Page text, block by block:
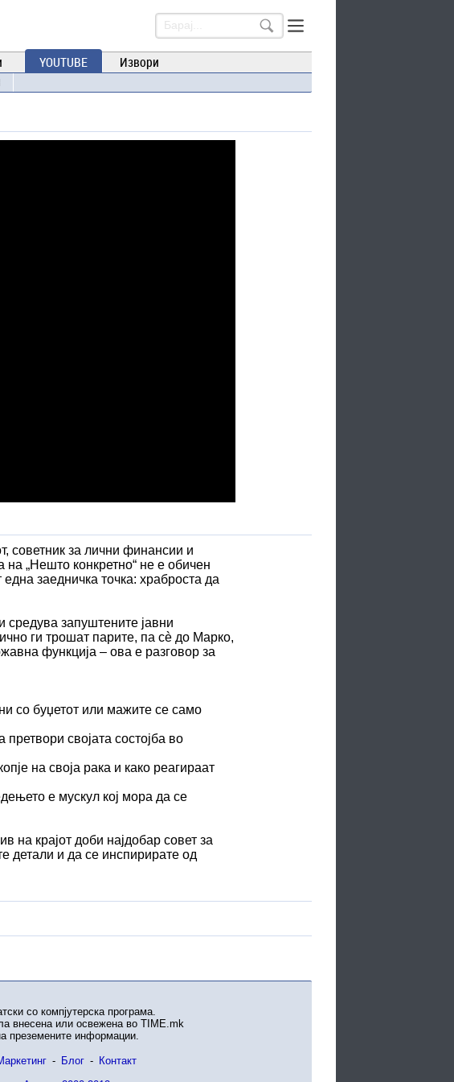
YOUTUBE Извори
советник за лични финансии и
на „Нешто конкретно“ не е обичен
заедничка точка: храброста да
средува запуштените јавни
ги трошат парите, па сè до Марко,
функција – ова е разговор за
со буџетот или мажите се само
претвори својата состојба во
на своја рака и како реагираат
е мускул кој мора да се
на крајот доби најдобар совет за
детали и да се инспирирате од
со компјутерска програма.
внесена или освежена во TIME.mk
преземените информации.
- Блог - Контакт